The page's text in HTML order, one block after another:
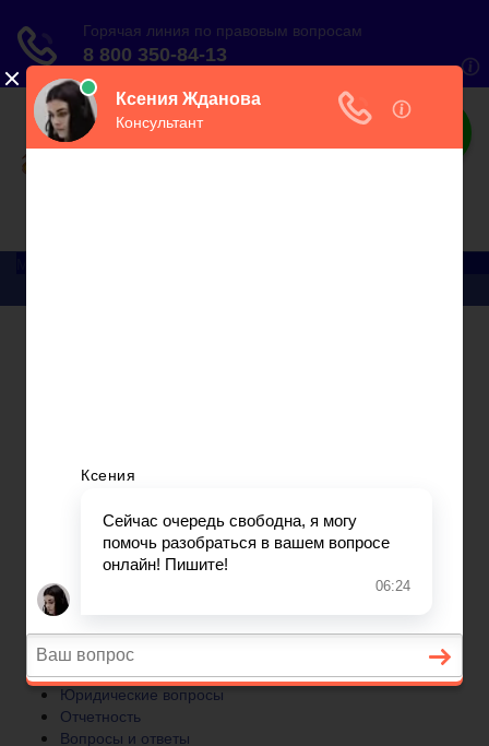
О налогах
Юридические вопросы
Отчетность
Вопросы и ответы
Главная
Бухгалтерский учет
► УСН
Юридические вопросы
Отчетность
Вопросы и ответы